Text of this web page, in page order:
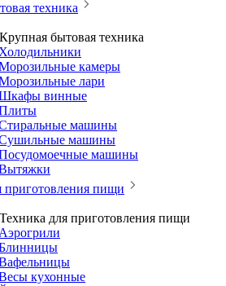
техника
Крупная бытовая техника
Холодильники
камеры
лари
винные
машины
машины
машины
приготовления пищи
Техника для приготовления пищи
Аэрогрили
кухонные